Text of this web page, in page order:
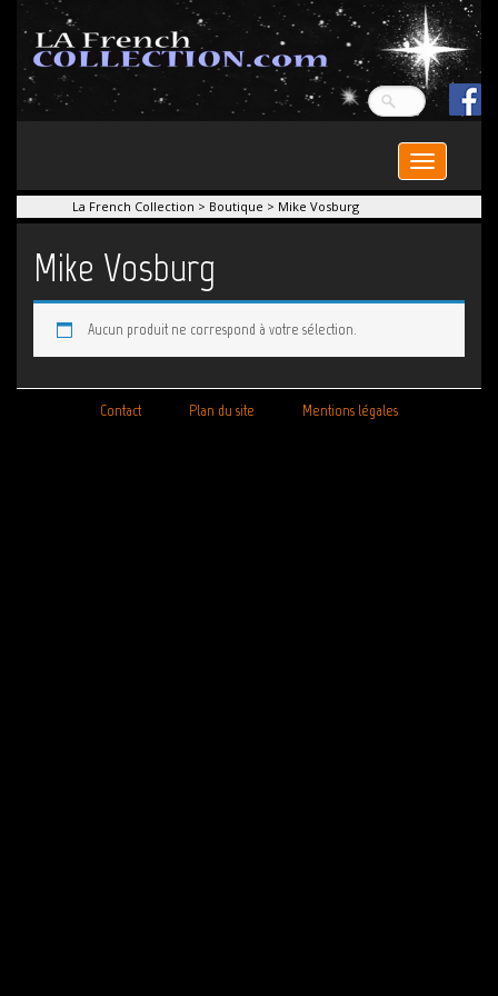
Toggle
navigation
La French Collection > Boutique > Mike Vosburg
Mike Vosburg
Aucun produit ne correspond à votre sélection.
Contact Plan du site Mentions légales